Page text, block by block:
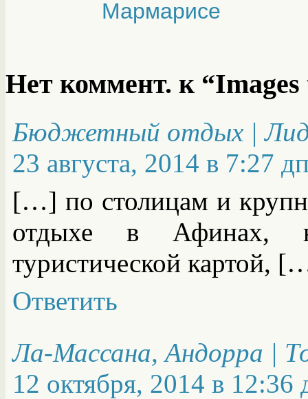
Нет коммент. к
Бюджетный отдых |
23 августа, 2014 в 7:27
[…] по столицам и
отдыхе в Афинах,
туристической картой,
Ответить
Ла-Массана, Андорра |
12 октября, 2014 в 12:36